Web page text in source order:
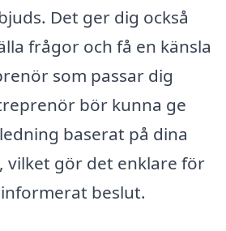
Det ger dig också
frågor och få en känsla
som passar dig
bör kunna ge
baserat på dina
vilket gör det enklare för
beslut.